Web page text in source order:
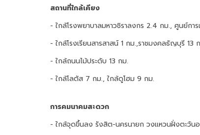
สถานที่ใกล้เคียง
- ใกล้โรงพยาบาลมหาวชิราลงกร 2.4 กม., ศูนย์กา
- ใกล้โรงเรียนสารสาสน์ 1 กม.,ราชมงคลธัญบุรี
- ใกล้ถนนไม้ประดับ 13 กม.
- ใกล้โลตัส 7 กม., ใกล้ดูโฮม 9 กม.
การคมนาคมสะดวก
- ใกล้จุดขึ้นลง รังสิต-นครนายก วงแหวนฝั่งตะวัน